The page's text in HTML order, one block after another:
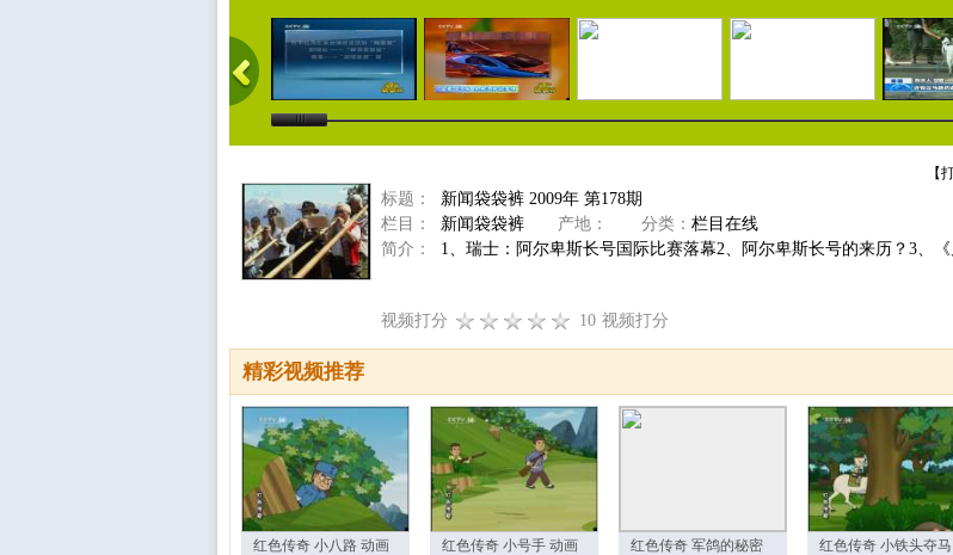
【
标题：
新闻袋袋裤 2009年 第178期
栏目：
新闻袋袋裤 产地： 分类： 栏目在线
简介：
1、瑞士：阿尔卑斯长号国际比赛落幕2、阿尔卑斯长号的来历？3、
视频打分 10 视频打分
精彩视频推荐
红色传奇 小八路 动画
红色传奇 小号手 动画
红色传奇 军鸽的秘密
红色传奇 小铁头夺马